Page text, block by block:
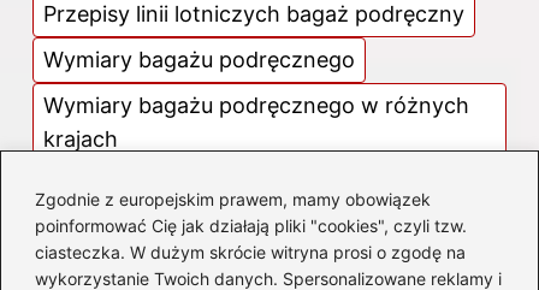
Zgodnie z europejskim prawem, mamy obowiązek
poinformować Cię jak działają pliki "cookies", czyli tzw.
ciasteczka. W dużym skrócie witryna prosi o zgodę na
wykorzystanie Twoich danych. Spersonalizowane reklamy i
Przepisy linii lotniczych bagaż podręczny
Wymiary bagażu podręcznego
Wymiary bagażu podręcznego w różnych
krajach